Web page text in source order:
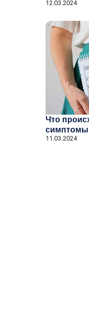
12.03.2024
Что
11.03.2024